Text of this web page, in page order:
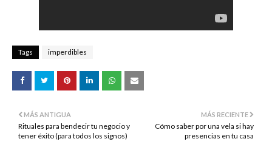
Tags imperdibles
MÁS RECIENTE
Cómo saber por una vela si hay
presencias en tu casa
MÁS ANTIGUA
Rituales para bendecir tu negocio y
tener éxito (para todos los signos)